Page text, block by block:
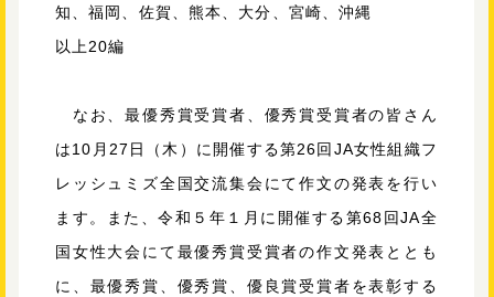
知、福岡、佐賀、熊本、大分、宮崎、沖縄
以上20編
なお、最優秀賞受賞者、優秀賞受賞者の皆さん
は10月27日（木）に開催する第26回JA女性組織フ
レッシュミズ全国交流集会にて作文の発表を行い
ます。また、令和５年１月に開催する第68回JA全
国女性大会にて最優秀賞受賞者の作文発表ととも
に、最優秀賞、優秀賞、優良賞受賞者を表彰する